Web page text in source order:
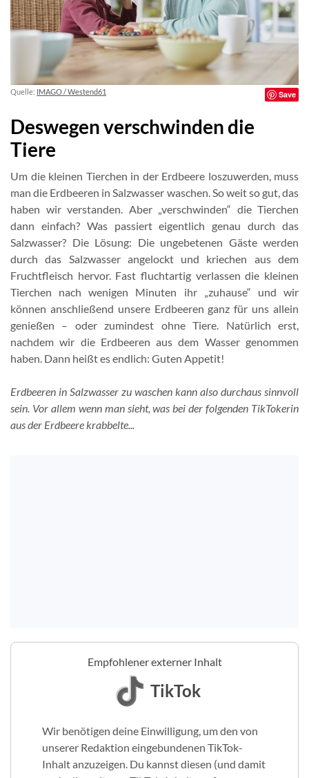
Quelle: IMAGO / Westend61 Save
Deswegen verschwinden die
Tiere
Um die kleinen Tierchen in der Erdbeere loszuwerden, muss
man die Erdbeeren in Salzwasser waschen. So weit so gut, das
haben wir verstanden. Aber „verschwinden“ die Tierchen
dann einfach? Was passiert eigentlich genau durch das
Salzwasser? Die Lösung: Die ungebetenen Gäste werden
durch das Salzwasser angelockt und kriechen aus dem
Fruchtfleisch hervor. Fast fluchtartig verlassen die kleinen
Tierchen nach wenigen Minuten ihr „zuhause“ und wir
können anschließend unsere Erdbeeren ganz für uns allein
genießen – oder zumindest ohne Tiere. Natürlich erst,
nachdem wir die Erdbeeren aus dem Wasser genommen
haben. Dann heißt es endlich: Guten Appetit!
Erdbeeren in Salzwasser zu waschen kann also durchaus sinnvoll
sein. Vor allem wenn man sieht, was bei der folgenden TikTokerin
aus der Erdbeere krabbelte...
Empfohlener externer Inhalt
TikTok
Wir benötigen deine Einwilligung, um den von
unserer Redaktion eingebundenen TikTok-
Inhalt anzuzeigen. Du kannst diesen (und damit